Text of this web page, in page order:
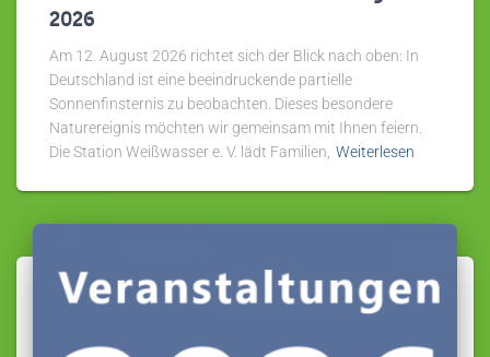
2026
Am 12. August 2026 richtet sich der Blick nach oben: In
Deutschland ist eine beeindruckende partielle
Sonnenfinsternis zu beobachten. Dieses besondere
Naturereignis möchten wir gemeinsam mit Ihnen feiern.
Die Station Weißwasser e. V. lädt Familien, Weiterlesen